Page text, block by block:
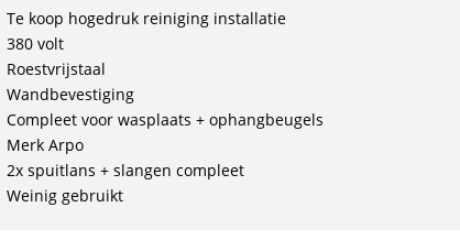
Te koop hogedruk reiniging installatie
380 volt
Roestvrijstaal
Wandbevestiging
Compleet voor wasplaats + ophangbeugels
Merk Arpo
2x spuitlans + slangen compleet
Weinig gebruikt